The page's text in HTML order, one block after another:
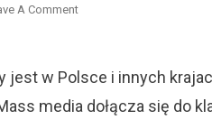
A CommentOn
W
Nie
jest w Polsce i innych
media dołącza się do